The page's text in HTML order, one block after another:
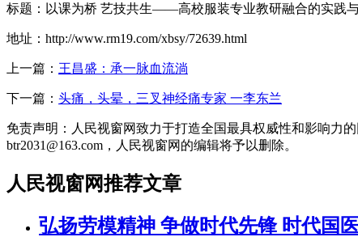
标题：以课为桥 艺技共生——高校服装专业教研融合的实践
地址：http://www.rm19.com/xbsy/72639.html
上一篇： 王昌盛：承一脉血流淌
下一篇： 头痛，头晕，三叉神经痛专家 一李东兰
免责声明：人民视窗网致力于打造全国最具权威性和影响力
btr2031@163.com，人民视窗网的编辑将予以删除。
人民视窗网推荐文章
弘扬劳模精神 争做时代先锋 时代